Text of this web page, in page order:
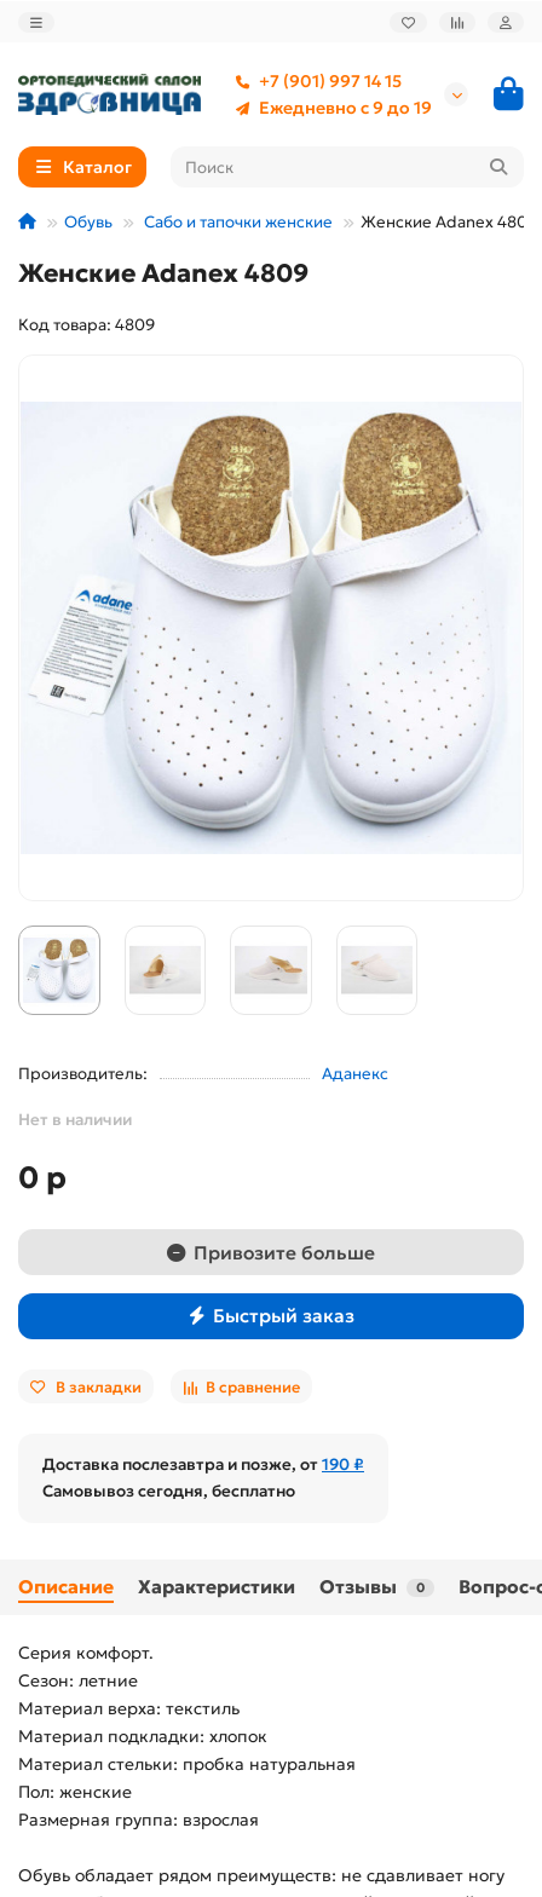
+7 (901) 997 14 15
Ежедневно с 9 до 19
Каталог
Обувь Сабо и тапочки женские Женские Adanex 4809
Женские Adanex 4809
Код товара: 4809
Производитель: Аданекс
Нет в наличии
0 р
Привозите больше
Быстрый заказ
В закладки В сравнение
Доставка послезавтра и позже, от190 ₽
Самовывоз сегодня, бесплатно
Описание Характеристики Отзывы 0 Вопрос-
Серия комфорт.
Сезон: летние
Материал верха: текстиль
Материал подкладки: хлопок
Материал стельки: пробка натуральная
Пол: женские
Размерная группа: взрослая
Обувь обладает рядом преимуществ: не сдавливает ногу